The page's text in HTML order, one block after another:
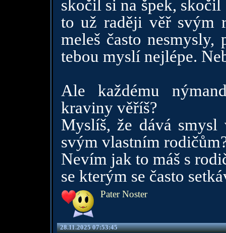
skočil si na špek,
to už raději věř svým
meleš často
tebou myslí nejlépe.
Ale každému
kraviny věříš?
Myslíš, že dává
svým vlastním
Nevím jak to máš s
se kterým se často
Pater Noster
28.11.2025 07:53:45